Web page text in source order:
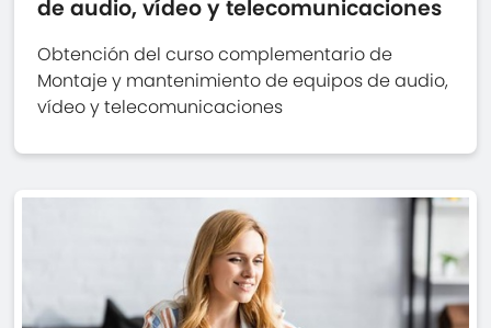
de audio, vídeo y telecomunicaciones
Obtención del curso complementario de
Montaje y mantenimiento de equipos de audio,
vídeo y telecomunicaciones